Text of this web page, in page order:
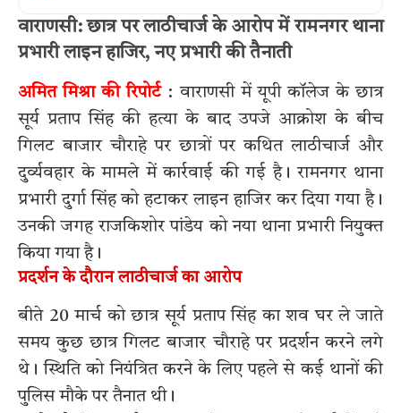
वाराणसी: छात्र पर लाठीचार्ज के आरोप में रामनगर थाना
प्रभारी लाइन हाजिर, नए प्रभारी की तैनाती
अमित मिश्रा की रिपोर्ट: वाराणसी में यूपी कॉलेज के छात्र
सूर्य प्रताप सिंह की हत्या के बाद उपजे आक्रोश के बीच
गिलट बाजार चौराहे पर छात्रों पर कथित लाठीचार्ज और
दुर्व्यवहार के मामले में कार्रवाई की गई है। रामनगर थाना
प्रभारी दुर्गा सिंह को हटाकर लाइन हाजिर कर दिया गया है।
उनकी जगह राजकिशोर पांडेय को नया थाना प्रभारी नियुक्त
किया गया है।
प्रदर्शन के दौरान लाठीचार्ज का आरोप
बीते 20 मार्च को छात्र सूर्य प्रताप सिंह का शव घर ले जाते
समय कुछ छात्र गिलट बाजार चौराहे पर प्रदर्शन करने लगे
थे। स्थिति को नियंत्रित करने के लिए पहले से कई थानों की
पुलिस मौके पर तैनात थी।